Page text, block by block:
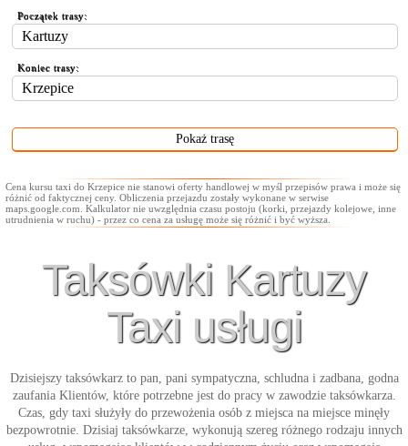
Początek trasy:
Koniec trasy:
Cena kursu taxi do Krzepice nie stanowi oferty handlowej w myśl przepisów prawa i może się
różnić od faktycznej ceny. Obliczenia przejazdu zostały wykonane w serwise
maps.google.com. Kalkulator nie uwzględnia czasu postoju (korki, przejazdy kolejowe, inne
utrudnienia w ruchu) - przez co cena za usługę może się różnić i być wyższa.
Taksówki Kartuzy
Taxi usługi
Dzisiejszy taksówkarz to pan, pani sympatyczna, schludna i zadbana, godna
zaufania Klientów, które potrzebne jest do pracy w zawodzie taksówkarza.
Czas, gdy taxi służyły do przewożenia osób z miejsca na miejsce minęły
bezpowrotnie. Dzisiaj taksówkarze, wykonują szereg różnego rodzaju innych